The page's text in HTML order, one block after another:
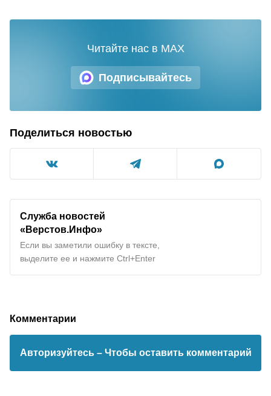
Подписывайтесь
Читайте нас в MAX
Поделиться новостью
Служба новостей
«Верстов.Инфо»
Если вы заметили ошибку в тексте,
выделите ее и нажмите Ctrl+Enter
Комментарии
Авторизуйтесь – Чтобы оставить комментарий